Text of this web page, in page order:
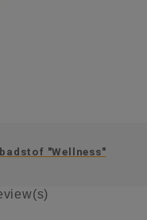
"Wellness"